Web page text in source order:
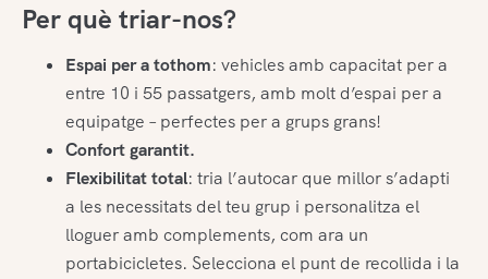
Per què triar-nos?
Espai per a tothom: vehicles amb capacitat per a
entre 10 i 55 passatgers, amb molt d’espai per a
equipatge – perfectes per a grups grans!
Confort garantit.
Flexibilitat total: tria l’autocar que millor s’adapti
a les necessitats del teu grup i personalitza el
lloguer amb complements, com ara un
portabicicletes. Selecciona el punt de recollida i la